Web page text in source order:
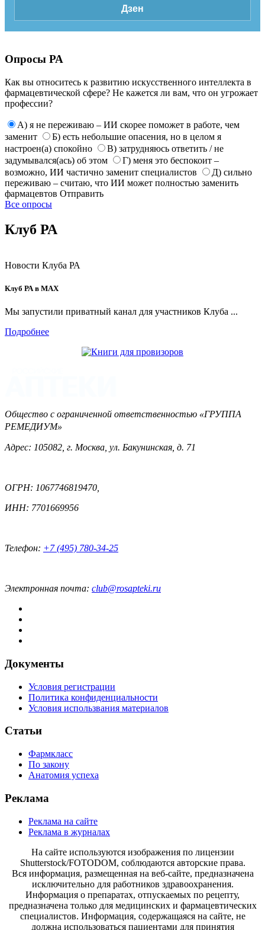
Дзен
Опросы РА
Как вы относитесь к развитию искусственного интеллекта в
фармацевтической сфере? Не кажется ли вам, что он угрожает
профессии?
А) я не переживаю – ИИ скорее поможет в работе, чем
заменит
Б) есть небольшие опасения, но в целом я
настроен(а) спокойно
В) затрудняюсь ответить / не
задумывался(ась) об этом
Г) меня это беспокоит –
возможно, ИИ частично заменит специалистов
Д) сильно
переживаю – считаю, что ИИ может полностью заменить
фармацевтов Отправить
Все опросы
Клуб РА
Новости Клуба РА
Клуб РА в MAX
Мы запустили приватный канал для участников Клуба ...
Подробнее
Общество с ограниченной ответственностью «ГРУППА
РЕМЕДИУМ»
Адрес: 105082, г. Москва, ул. Бакунинская, д. 71
ОГРН: 1067746819470,
ИНН: 7701669956
Телефон: +7 (495) 780-34-25
Электронная почта: club@rosapteki.ru
Документы
Условия регистрации
Политика конфиденциальности
Условия использвания материалов
Статьи
Фармкласс
По закону
Анатомия успеха
Реклама
Реклама на сайте
Реклама в журналах
На сайте используются изображения по лицензии
Shutterstock/FOTODOM, соблюдаются авторские права.
Вся информация, размещенная на веб-сайте, предназначена
исключительно для работников здравоохранения.
Информация о препаратах, отпускаемых по рецепту,
предназначена только для медицинских и фармацевтических
специалистов. Информация, содержащаяся на сайте, не
должна использоваться пациентами для принятия